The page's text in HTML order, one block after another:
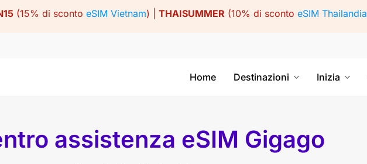
(15% di sconto eSIM Vietnam) | THAISUMMER (10% di sconto eSIM Thailandia
Home Destinazioni Inizia
assistenza eSIM Gigago